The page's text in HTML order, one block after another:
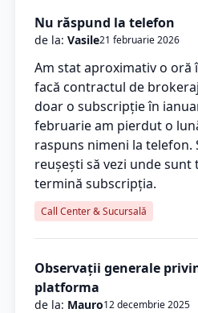
Nu răspund la telefon
de la: Vasile21 februarie 2026
Am stat aproximativ o oră
facă contractul de
doar o subscripție în
februarie am pierdut o
raspuns nimeni la telefon.
reușești să vezi unde
termină subscripția.
Call Center & Sucursală
Observații generale
platforma
de la: Mauro12 decembrie 2025